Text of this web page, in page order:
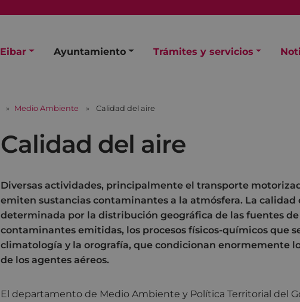
Eibar Ayuntamiento Trámites y servicios
Medio Ambiente Calidad del aire
Calidad del aire
Diversas actividades, principalmente el transporte
emiten sustancias contaminantes a la atmósfera. La
determinada por la distribución geográfica de las fuentes
contaminantes emitidas, los procesos físicos-químicos que
climatología y la orografía, que condicionan enormemente
de los agentes aéreos.
El departamento de Medio Ambiente y Política Territorial del